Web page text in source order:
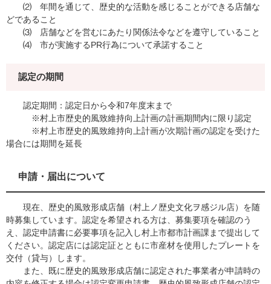
⑵ 年間を通じて、歴史的な活動を感じることができる店舗な
どであること
⑶ 店舗などを営むにあたり関係法令などを遵守していること
⑷ 市が実施するPR行為について承諾すること
認定の期間
認定期間：認定日から令和7年度末まで
※村上市歴史的風致維持向上計画の計画期間内に限り認定
※村上市歴史的風致維持向上計画が次期計画の認定を受けた
場合には期間を延長
申請・届出について
現在、歴史的風致形成店舗（村上ノ歴史文化ヲ感ジル店）を随
時募集しています。認定を希望される方は、募集要項を確認のう
え、認定申請書に必要事項を記入し村上市都市計画課まで提出して
ください。認定店には認定証とともに市産材を使用したプレートを
交付（貸与）します。
また、既に歴史的風致形成店舗に認定された事業者が申請時の